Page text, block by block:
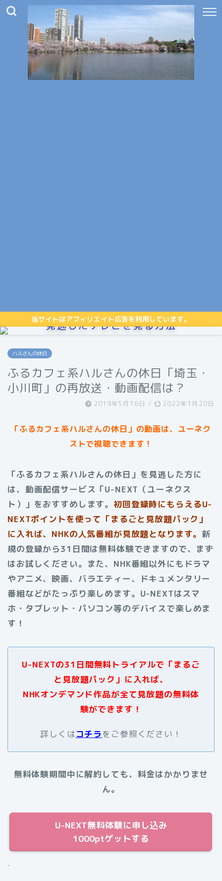
当サイトはアフィリエイト広告を利用しています。
見逃したテレビを見る方法
ハルさんの休日
ふるカフェ系ハルさんの休日「埼玉・
小川町」の再放送・動画配信は？
2019年5月16日 / 2022年1月20日
「ふるカフェ系ハルさんの休日」の動画は、ユーネク
ストで視聴できます！
「ふるカフェ系ハルさんの休日」を見逃した方に
は、動画配信サービス「U-NEXT（ユーネクス
ト）」をおすすめします。 初回登録時にもらえるU-
NEXTポイントを使って「まるごと見放題パック」
に入れば、NHKの人気番組が見放題となります。 新
規の登録から31日間は無料体験できますので、まず
はお試しください。また、NHK番組以外にもドラマ
やアニメ、映画、バラエティー、ドキュメンタリー
番組などがたっぷり楽しめます。U-NEXTはスマ
ホ・タブレット・パソコン等のデバイスで楽しめま
す！
U-NEXTの31日間無料トライアルで「まるご
と見放題パック」に入れば、
NHKオンデマンド作品が全て見放題の無料体
験ができます！
詳しくはコチラをご参照ください！
無料体験期間中に解約しても、料金はかかりませ
ん。
U-NEXT無料体験に申し込み
1000ptゲットする
.